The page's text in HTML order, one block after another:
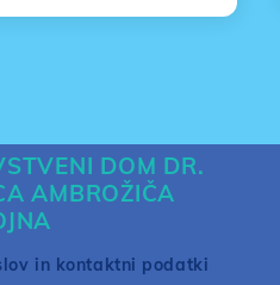
DOM DR.
AMBROŽIČA
in kontaktni podatki